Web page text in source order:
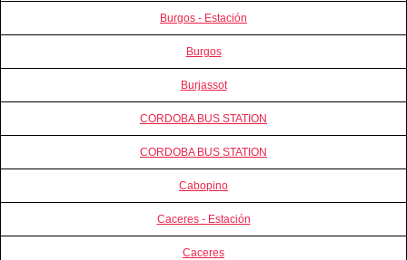
Burgos - Estación
Burgos
Burjassot
CORDOBA BUS STATION
CORDOBA BUS STATION
Cabopino
Caceres - Estación
Caceres